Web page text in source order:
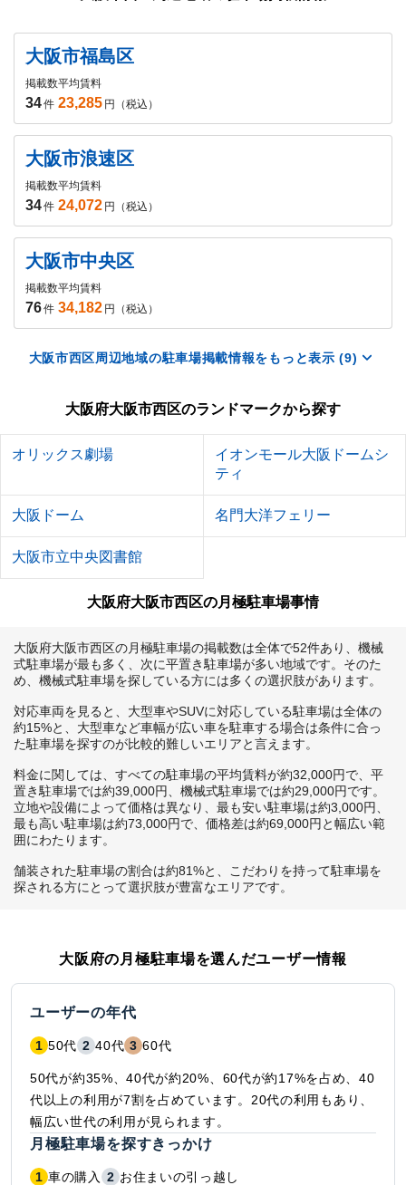
大阪市福島区
掲載数
34件
平均賃料
23,285 円（税込）
大阪市浪速区
掲載数
34件
平均賃料
24,072 円（税込）
大阪市中央区
掲載数
76件
平均賃料
34,182 円（税込）
大阪市西区周辺地域の駐車場掲載情報をもっと表示 (9)
大阪府大阪市西区のランドマークから探す
オリックス劇場
イオンモール大阪ドームシ
ティ
大阪ドーム 名門大洋フェリー
大阪市立中央図書館
大阪府大阪市西区の月極駐車場事情
大阪府大阪市西区の月極駐車場の掲載数は全体で52件あり、機械
式駐車場が最も多く、次に平置き駐車場が多い地域です。そのた
め、機械式駐車場を探している方には多くの選択肢があります。
対応車両を見ると、大型車やSUVに対応している駐車場は全体の
約15%と、大型車など車幅が広い車を駐車する場合は条件に合っ
た駐車場を探すのが比較的難しいエリアと言えます。
料金に関しては、すべての駐車場の平均賃料が約32,000円で、平
置き駐車場では約39,000円、機械式駐車場では約29,000円です。
立地や設備によって価格は異なり、最も安い駐車場は約3,000円、
最も高い駐車場は約73,000円で、価格差は約69,000円と幅広い範
囲にわたります。
舗装された駐車場の割合は約81%と、こだわりを持って駐車場を
探される方にとって選択肢が豊富なエリアです。
大阪府の月極駐車場を選んだユーザー情報
ユーザーの年代
1 50代 2 40代 3 60代
50代が約35%、40代が約20%、60代が約17%を占め、40
代以上の利用が7割を占めています。20代の利用もあり、
幅広い世代の利用が見られます。
月極駐車場を探すきっかけ
1 車の購入 2 お住まいの引っ越し